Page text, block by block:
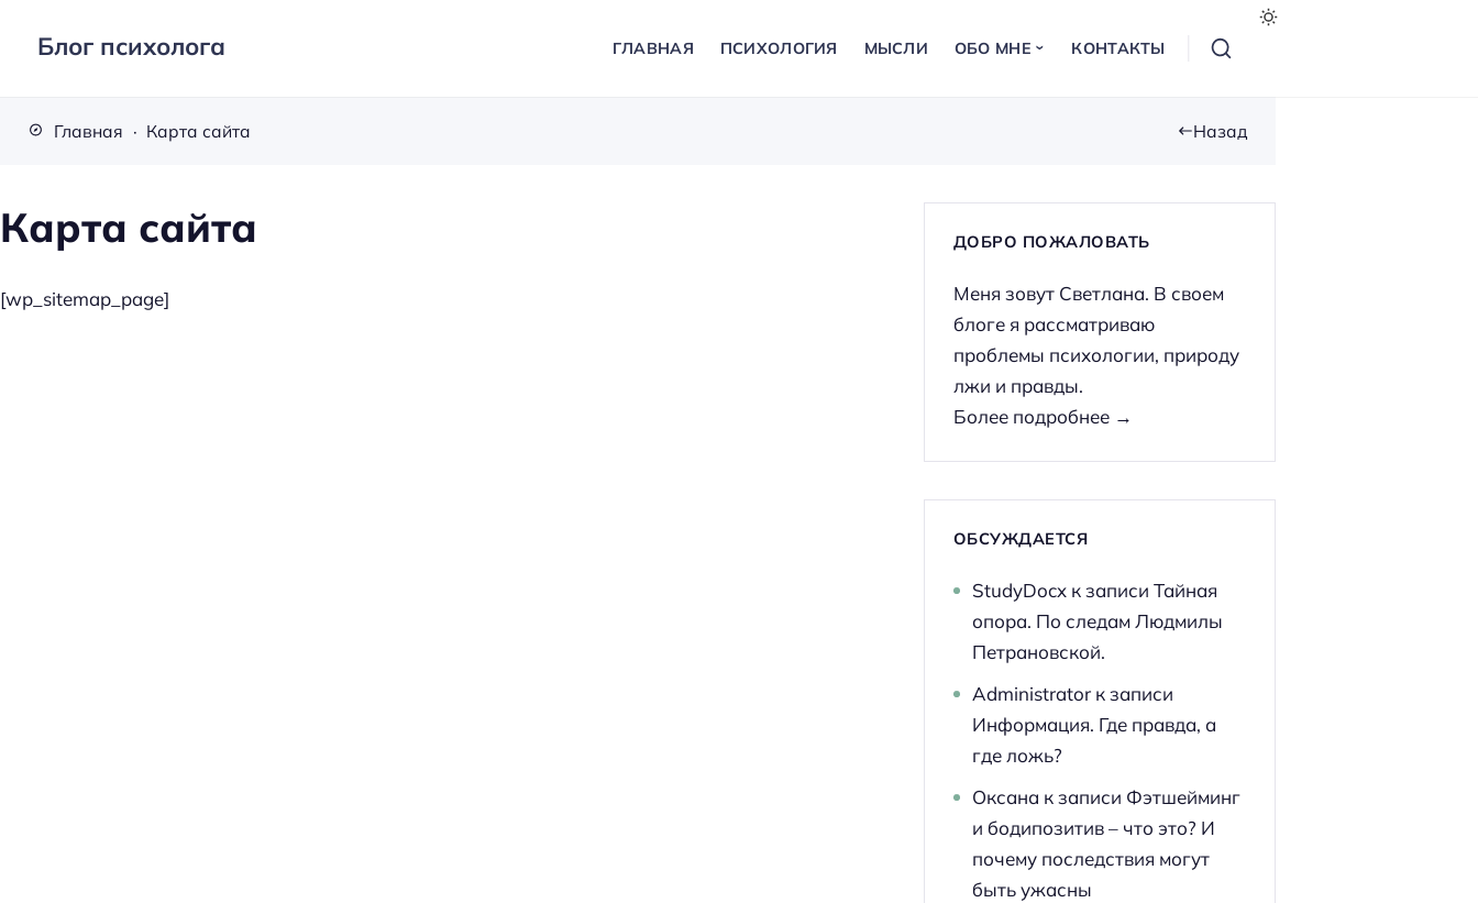
Блог психолога ГЛАВНАЯ ПСИХОЛОГИЯ МЫСЛИ ОБО МНЕ КОНТАКТЫ
Главная Карта сайта Назад
Карта сайта
[wp_sitemap_page]
ДОБРО ПОЖАЛОВАТЬ
Меня зовут Светлана. В своем
блоге я рассматриваю
проблемы психологии, природу
лжи и правды.
Более подробнее →
ОБСУЖДАЕТСЯ
StudyDocxк записи Тайная
опора. По следам Людмилы
Петрановской.
Administratorк записи
Информация. Где правда, а
где ложь?
Оксана к записи Фэтшейминг
и бодипозитив – что это? И
почему последствия могут
быть ужасны